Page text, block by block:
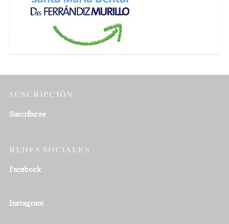
SUSCRIPCIÓN
Suscribirse
REDES SOCIALES
Facebook
Instagram